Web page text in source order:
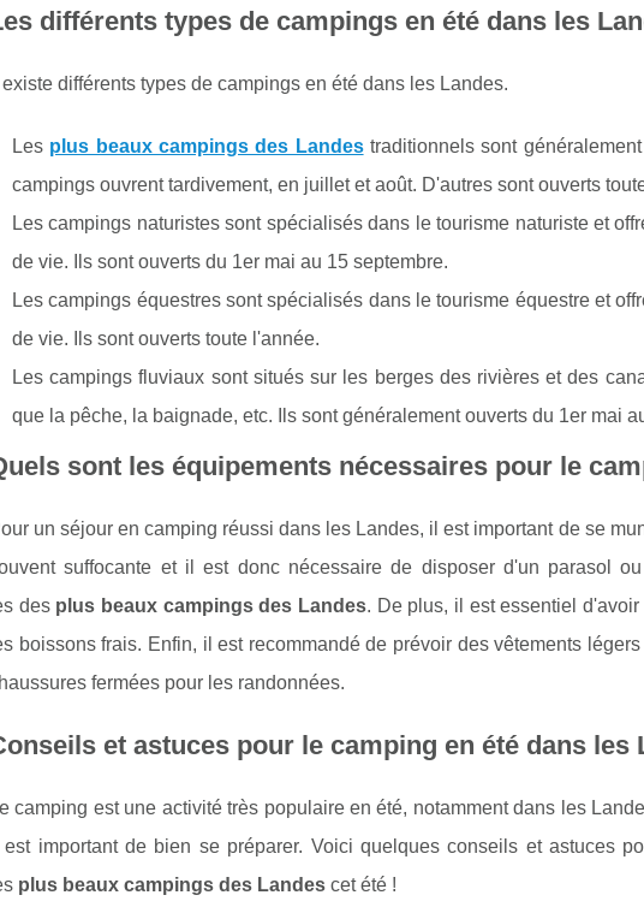
différents types de campings en été dans les
existe différents types de campings en été dans les Landes.
Les plus beaux campings des Landestraditionnels sont
campings ouvrent tardivement, en juillet et août. D'autres sont ouverts
Les campings naturistes sont spécialisés dans le tourisme naturiste et
de vie. Ils sont ouverts du 1er mai au 15 septembre.
Les campings équestres sont spécialisés dans le tourisme équestre et
de vie. Ils sont ouverts toute l'année.
Les campings fluviaux sont situés sur les berges des rivières et des
que la pêche, la baignade, etc. Ils sont généralement ouverts du 1er mai
sont les équipements nécessaires pour le
un séjour en camping réussi dans les Landes, il est important de se
suffocante et il est donc nécessaire de disposer d'un parasol
des plus beaux campings des Landes. De plus, il est essentiel
boissons frais. Enfin, il est recommandé de prévoir des vêtements
fermées pour les randonnées.
et astuces pour le camping en été dans les
camping est une activité très populaire en été, notamment dans les
est important de bien se préparer. Voici quelques conseils et astuces
plus beaux campings des Landes cet été !